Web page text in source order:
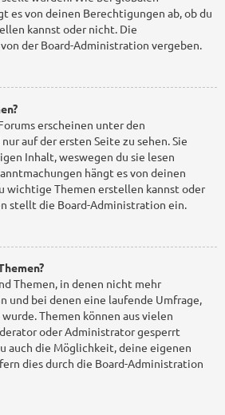
es von deinen Berechtigungen ab, ob du
kannst oder nicht. Die
der Board-Administration vergeben.
erscheinen unter den
auf der ersten Seite zu sehen. Sie
Inhalt, weswegen du sie lesen
hängt es von deinen
wichtige Themen erstellen kannst oder
stellt die Board-Administration ein.
Themen, in denen nicht mehr
und bei denen eine laufende Umfrage,
Themen können aus vielen
oder Administrator gesperrt
auch die Möglichkeit, deine eigenen
dies durch die Board-Administration